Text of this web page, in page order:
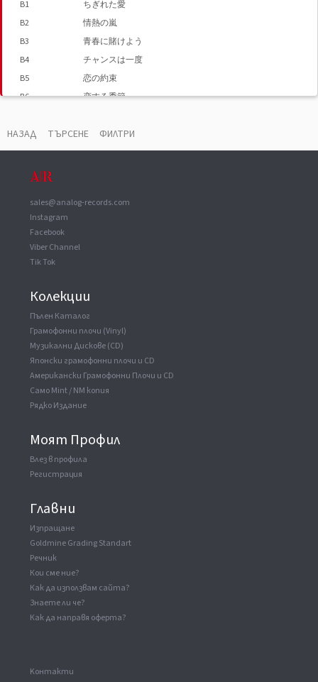
B1
ちぎれた愛
B2
情熱の嵐
B3
青春に賭けよう
B4
チャンスは一度
B5
恋の約束
B6
恋する季節
НАЗАД ТЪРСЕНЕ ФИЛТРИ
sales@analog-records.com
Instagram
Facebook
Viber Channel
Tik Tok
Колекции
Пълен Каталог
Грамофонни плочи (Vinyl)
Музикални Дискове (CD)
Японски грамофонни плочи и CD
Американски Грамофонни Плочи и CD
Само Mint / NM копия
Рядко Издание
Моят Профил
Влез в профила
Регистрация
Главни
Изпращане
Goldmine Grading Standart
Речник
Кои сме ние?
Как да използвам сайта?
Знаете ли че?
Как да направя оферта?
Kонтакти